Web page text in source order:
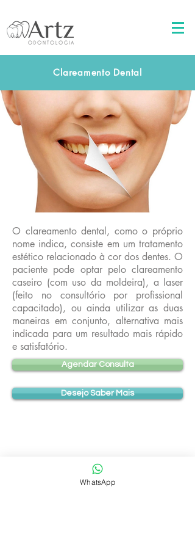
Clareamento Dental
O clareamento dental, como o próprio
nome indica, consiste em um tratamento
estético relacionado à cor dos dentes. O
paciente pode optar pelo clareamento
caseiro (com uso da moldeira), a laser
(feito no consultório por profissional
capacitado), ou ainda utilizar as duas
maneiras em conjunto, alternativa mais
indicada para um resultado mais rápido
e satisfatório.
Agendar Consulta
Desejo Saber Mais
WhatsApp